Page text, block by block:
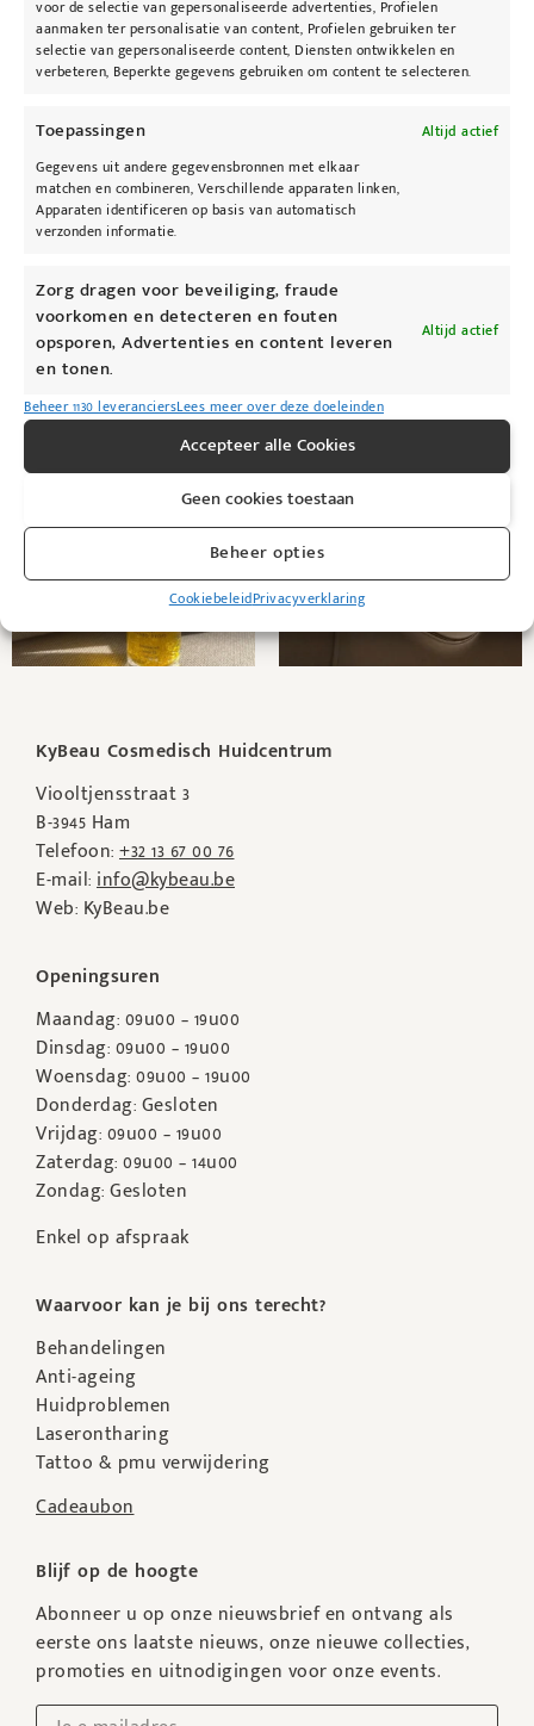
voor de selectie van gepersonaliseerde advertenties, Profielen
aanmaken ter personalisatie van content, Profielen gebruiken ter
selectie van gepersonaliseerde content, Diensten ontwikkelen en
verbeteren, Beperkte gegevens gebruiken om content te selecteren.
Toepassingen
Altijd actief
Gegevens uit andere gegevensbronnen met elkaar
matchen en combineren, Verschillende apparaten linken,
Apparaten identificeren op basis van automatisch
verzonden informatie.
Zorg dragen voor beveiliging, fraude
voorkomen en detecteren en fouten
opsporen, Advertenties en content leveren
en tonen.
Altijd actief
Beheer 1130 leveranciersLees meer over deze doeleinden
Accepteer alle Cookies
Geen cookies toestaan
Beheer opties
CookiebeleidPrivacyverklaring
multifunctioneel: je kan het gebruiken als
blush, oogschaduw (Crease Brush), highlighter
Niet zeker van je kleur? Kom langs bij Kybeau
voor een persoonlijk advies en een gratis
kleurtest.
KyBeau Cosmedisch Huidcentrum
Viooltjensstraat 3
B-3945 Ham
Telefoon:+32 13 67 00 76
E-mail:info@kybeau.be
Web: KyBeau.be
Openingsuren
Maandag: 09u00 – 19u00
Dinsdag: 09u00 – 19u00
Woensdag: 09u00 – 19u00
Donderdag: Gesloten
Vrijdag: 09u00 – 19u00
Zaterdag: 09u00 – 14u00
Zondag: Gesloten
Enkel op afspraak
Waarvoor kan je bij ons terecht?
Behandelingen
Anti-ageing
Huidproblemen
Laserontharing
Tattoo & pmu verwijdering
Cadeaubon
Blijf op de hoogte
Abonneer u op onze nieuwsbrief en ontvang als
eerste ons laatste nieuws, onze nieuwe collecties,
promoties en uitnodigingen voor onze events.